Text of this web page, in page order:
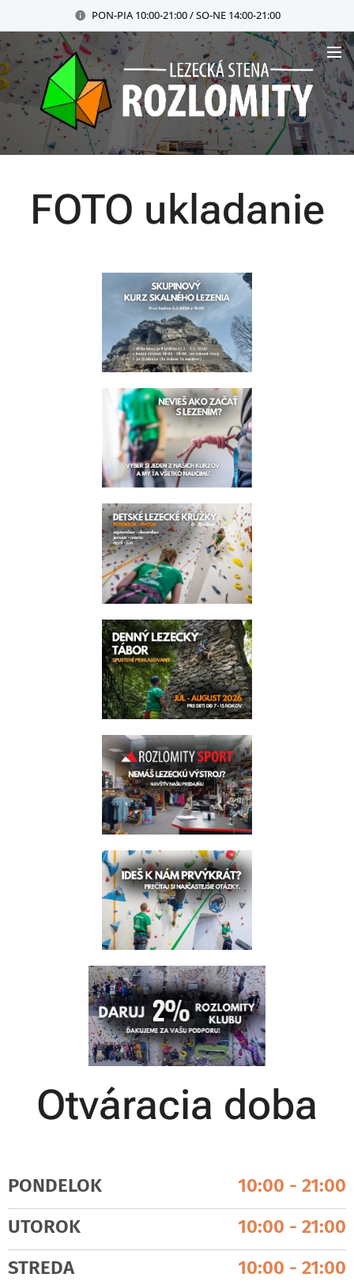
PON-PIA 10:00-21:00 / SO-NE 14:00-21:00
FOTO ukladanie
Otváracia doba
PONDELOK
10:00 - 21:00
UTOROK
10:00 - 21:00
STREDA
10:00 - 21:00